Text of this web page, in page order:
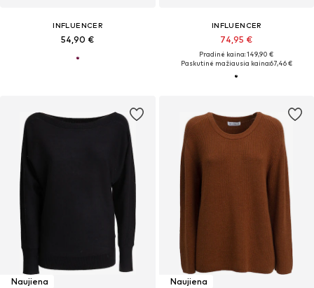
INFLUENCER
54,90 €
INFLUENCER
74,95 €
Pradinė kaina: 149,90 €
Paskutinė mažiausia kaina:67,46 €
Naujiena Naujiena